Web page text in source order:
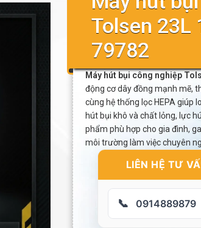
Tolsen 23L
79782
Máy hút bụi công nghiệp
động cơ dây đồng mạnh mẽ,
cùng hệ thống lọc HEPA giúp
hút bụi khô và chất lỏng, lực
phẩm phù hợp cho gia đình,
môi trường làm việc chuyên
LIÊN HỆ TƯ
📞 0914889879